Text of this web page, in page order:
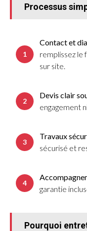
Processus
Contact et
remplissez le
sur site.
Devis clair
engagement
Travaux
sécurisé et
garantie
Pourquoi